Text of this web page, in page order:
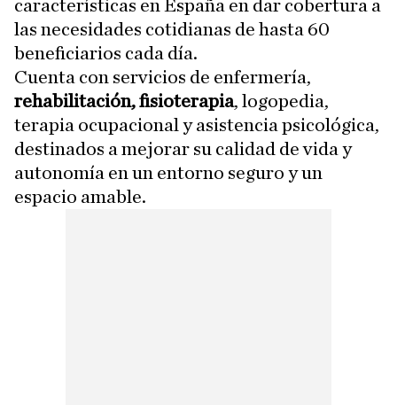
características en España en dar cobertura a
las necesidades cotidianas de hasta 60
beneficiarios cada día.
Cuenta con servicios de enfermería,
rehabilitación, fisioterapia, logopedia,
terapia ocupacional y asistencia psicológica,
destinados a mejorar su calidad de vida y
autonomía en un entorno seguro y un
espacio amable.